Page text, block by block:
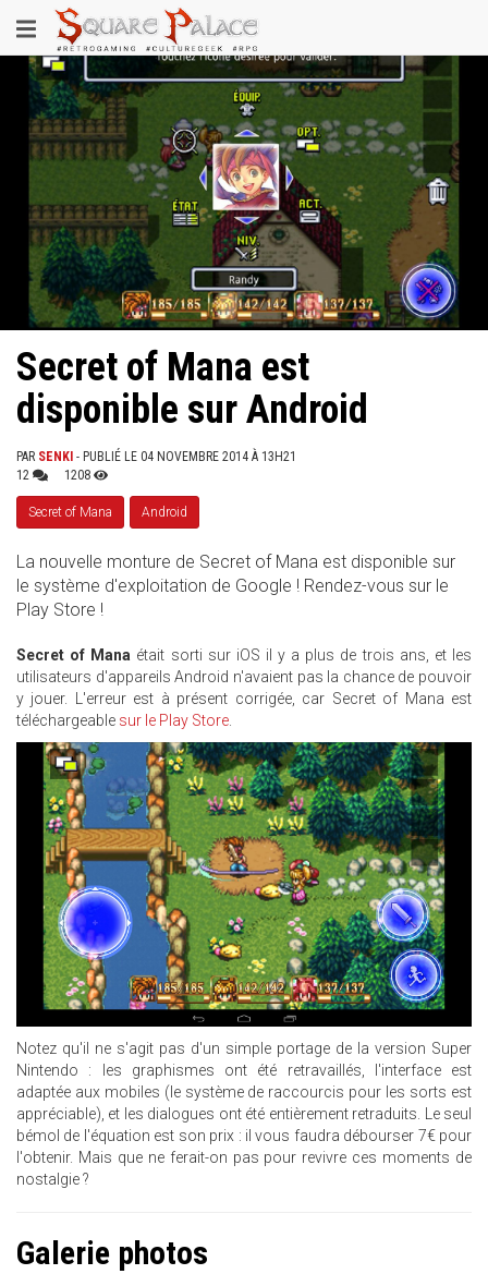
au
contenu
principal
Toggle
navigation
Secret of Mana est
disponible sur Android
PAR SENKI - PUBLIÉ LE 04 NOVEMBRE 2014 À 13H21
12
1208
Secret of Mana Android
La nouvelle monture de Secret of Mana est disponible sur
le système d'exploitation de Google ! Rendez-vous sur le
Play Store !
Secret of Mana était sorti sur iOS il y a plus de trois ans, et les
utilisateurs d'appareils Android n'avaient pas la chance de pouvoir
y jouer. L'erreur est à présent corrigée, car Secret of Mana est
téléchargeable sur le Play Store
Notez qu'il ne s'agit pas d'un simple portage de la version Super
Nintendo : les graphismes ont été retravaillés, l'interface est
adaptée aux mobiles (le système de raccourcis pour les sorts est
appréciable), et les dialogues ont été entièrement retraduits. Le seul
bémol de l'équation est son prix : il vous faudra débourser 7€ pour
l'obtenir. Mais que ne ferait-on pas pour revivre ces moments de
nostalgie ?
Galerie photos